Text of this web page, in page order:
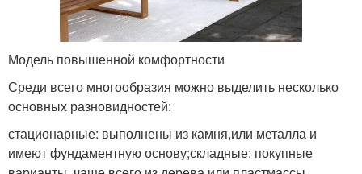
Модель повышенной комфортности
Среди всего многообразия можно выделить несколько
основных разновидностей:
стационарные: выполнены из камня,или металла и
имеют фундаментную основу;складные: покупные